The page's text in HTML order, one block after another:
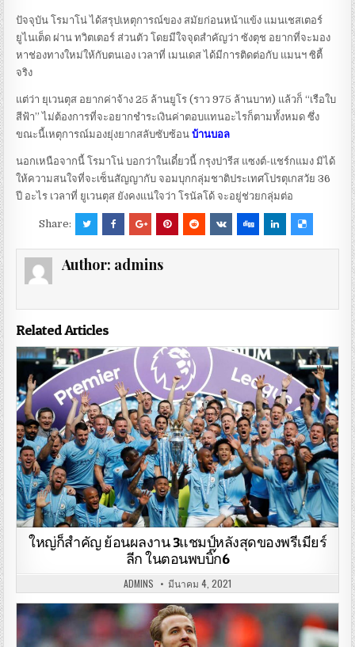
ปัจจุบัน โรมาโน่ ได้สรุปเหตุการณ์ของ สมัยก่อนหน้าแข้ง แมนเชสเตอร์
ยูไนเต็ด ผ่าน ทวิตเตอร์ ส่วนตัว โดยมีใจจุดสำคัญว่า ซังตุช อยากที่จะมอง
หาช่องทางใหม่ให้กับตนเอง เวลาที่ เมนเดส ได้มีการติดต่อกับ แมนฯ ซิตี้
จริง
แต่ว่า ยุเวนตุส อยากค่าจ้าง 25 ล้านยูโร (ราว 975 ล้านบาท) แล้วก็ “เรือใบ
สีฟ้า” ไม่ต้องการที่จะอยากชำระเงินค่าตอบแทนอะไรก็ตามทั้งหมด ซึ่ง
ขณะนี้เหตุการณ์มองยุ่งยากสลับซับซ้อนบ้านบอล
นอกเหนือจากนี้ โรมาโน่ บอกว่าในเดี๋ยวนี้ กรุงปารีส แซงต์-แชร์กแมง มิได้
ให้ความสนใจที่จะเซ็นสัญญากับ จอมบุกกลุ่มชาติประเทศโปรตุเกสวัย 36
ปี อะไร เวลาที่ ยูเวนตุส ยังคงแน่ใจว่า โรนัลโด้ จะอยู่ช่วยกลุ่มต่อ
Share:
Author: admins
Related Articles
ใหญ่ก็สำคัญ ย้อนผลงาน 3แชมป์หลังสุดของพรีเมียร์
ลีก ในตอนพบบิ๊ก6
ADMINS มีนาคม 4, 2021